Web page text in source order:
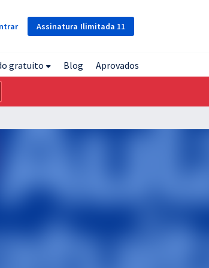
Assinatura Ilimitada 11
gratuito Blog Aprovados